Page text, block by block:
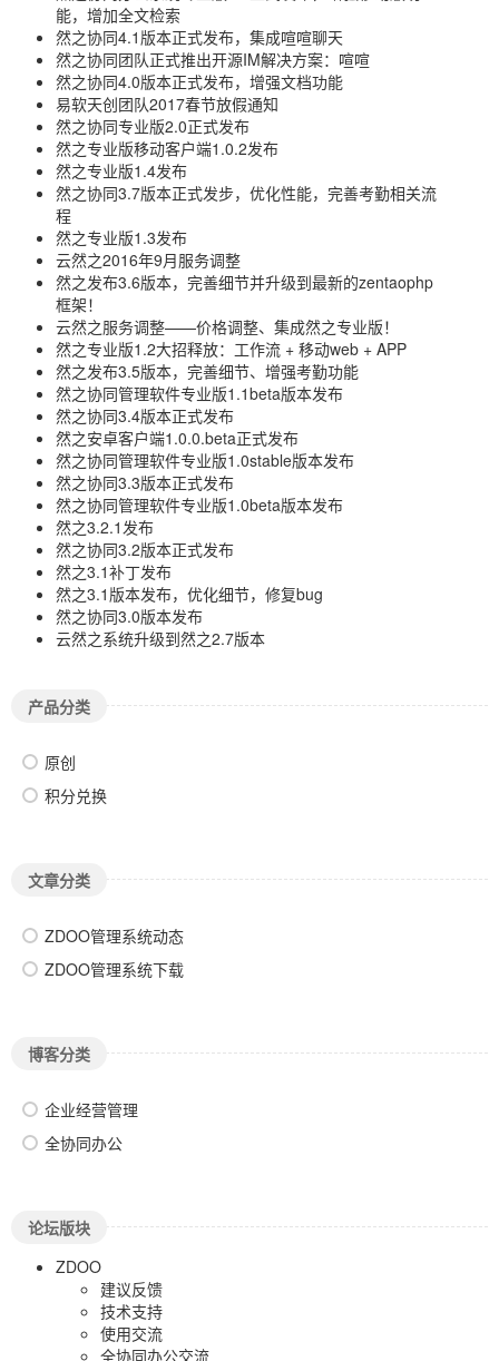
能，增加全文检索
然之协同4.1版本正式发布，集成喧喧聊天
然之协同团队正式推出开源IM解决方案：喧喧
然之协同4.0版本正式发布，增强文档功能
易软天创团队2017春节放假通知
然之协同专业版2.0正式发布
然之专业版移动客户端1.0.2发布
然之专业版1.4发布
然之协同3.7版本正式发步，优化性能，完善考勤相关流
程
然之专业版1.3发布
云然之2016年9月服务调整
然之发布3.6版本，完善细节并升级到最新的zentaophp
框架！
云然之服务调整——价格调整、集成然之专业版！
然之专业版1.2大招释放：工作流 + 移动web + APP
然之发布3.5版本，完善细节、增强考勤功能
然之协同管理软件专业版1.1beta版本发布
然之协同3.4版本正式发布
然之安卓客户端1.0.0.beta正式发布
然之协同管理软件专业版1.0stable版本发布
然之协同3.3版本正式发布
然之协同管理软件专业版1.0beta版本发布
然之3.2.1发布
然之协同3.2版本正式发布
然之3.1补丁发布
然之3.1版本发布，优化细节，修复bug
然之协同3.0版本发布
云然之系统升级到然之2.7版本
产品分类
原创
积分兑换
文章分类
ZDOO管理系统动态
ZDOO管理系统下载
博客分类
企业经营管理
全协同办公
论坛版块
ZDOO
建议反馈
技术支持
使用交流
全协同办公交流